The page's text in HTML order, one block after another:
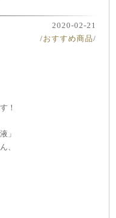
2020-02-21
/おすすめ商品/
！
」
、